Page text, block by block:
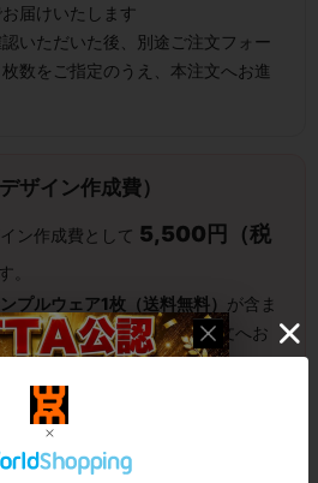
お届けいたします
いただいた後、別途ご注文フォー
数をご指定のうえ、本注文へお進
ザイン作成費）
ン作成費として 5,500円（税
。
プルウェア1枚（送料無料） が含ま
ご確認いただいた上で本注文へお
まとめてご注文いただくと、本注
クーポン